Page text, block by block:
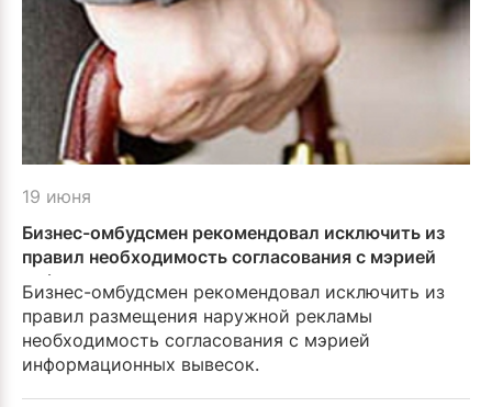
19 июня
Бизнес-омбудсмен рекомендовал исключить из
правил необходимость согласования с мэрией
информационных вывесок
Бизнес-омбудсмен рекомендовал исключить из
правил размещения наружной рекламы
необходимость согласования с мэрией
информационных вывесок.